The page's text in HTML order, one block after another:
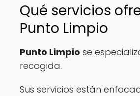
Qué servicios
Punto Limpio
Punto Limpio se
recogida.
Sus servicios están